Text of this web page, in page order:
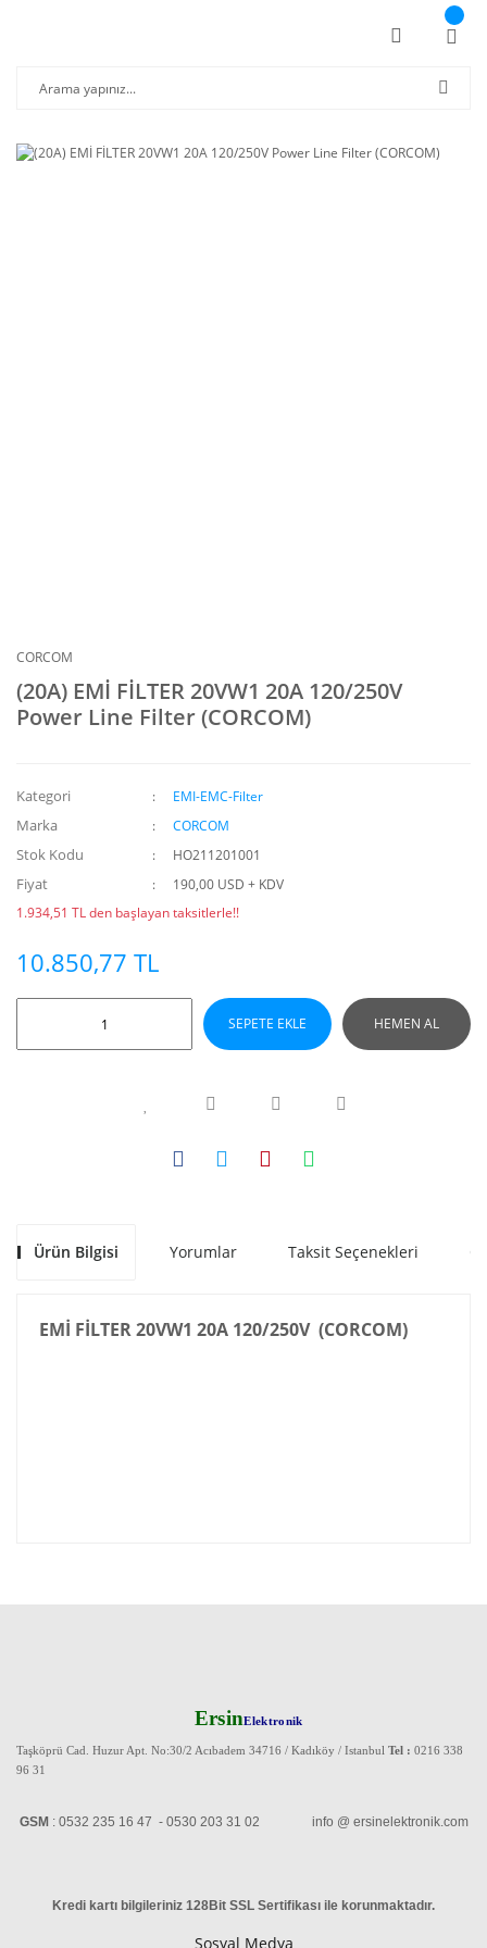
CORCOM
(20A) EMİ FİLTER 20VW1 20A 120/250V
Power Line Filter (CORCOM)
Kategori EMI-EMC-Filter
Marka CORCOM
Stok Kodu HO211201001
Fiyat
190,00 USD + KDV
1.934,51 TL den başlayan taksitlerle!!
10.850,77 TL
SEPETE EKLE HEMEN AL
Ürün Bilgisi Yorumlar Taksit Seçenekleri
EMİ FİLTER 20VW1 20A 120/250V (CORCOM)
ErsinElektronik
Taşköprü Cad. Huzur Apt. No:30/2 Acıbadem 34716 / Kadıköy / Istanbul Tel : 0216 338
96 31
GSM : 0532 235 16 47 - 0530 203 31 02 info @ ersinelektronik.com
Kredi kartı bilgileriniz 128Bit SSL Sertifikası ile korunmaktadır.
Sosyal Medya